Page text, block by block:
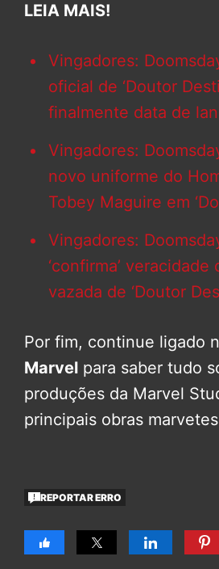
LEIA MAIS!
Vingadores:
oficial de ‘Doutor
finalmente data de
Vingadores:
novo uniforme do
Tobey Maguire em
Vingadores:
‘confirma’
vazada de ‘Doutor
Por fim, continue ligado
Marvel para saber tudo
produções da Marvel
principais obras
REPORTAR ERRO